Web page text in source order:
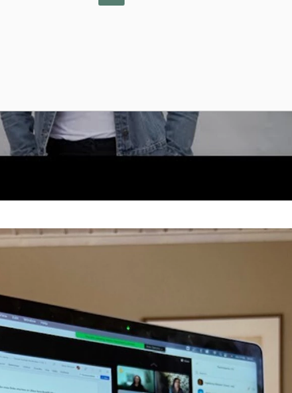
ensamheten bland äldre
vara lika farligt som att röka femton